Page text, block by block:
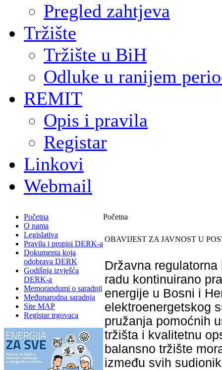
Pregled zahtjeva
Tržište
Tržište u BiH
Odluke u ranijem
REMIT
Opis i pravila
Registar
Linkovi
Webmail
Početna
O nama
Legislativa
Pravila i propisi DERK-a
Dokumenta koja
odobrava DERK
Godišnja izvješća
DERK-a
Memorandumi o saradnji
Međunarodna saradnja
Site MAP
Registar trgovaca
Početna
OBAVIJEST ZA JAVNOST U
Državna
radu kontinuirano
energije u Bosni i
elektroenergetskog
pružanja pomoćnih
tržišta i kvalitetnu
balansno tržište
između svih